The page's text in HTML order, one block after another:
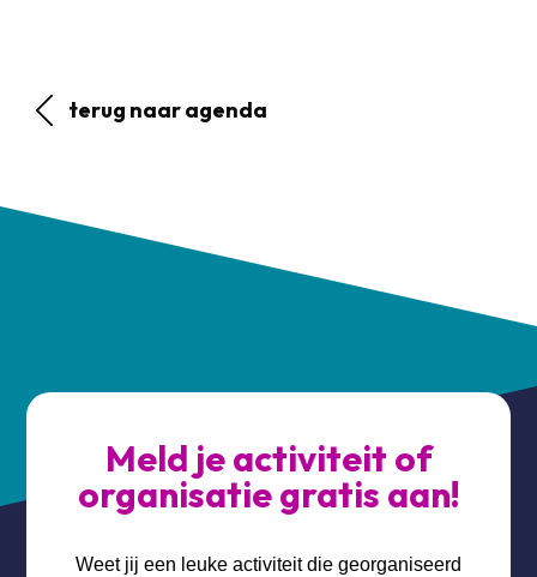
terug naar agenda
Meld je activiteit of
organisatie gratis aan!
Weet jij een leuke activiteit die georganiseerd